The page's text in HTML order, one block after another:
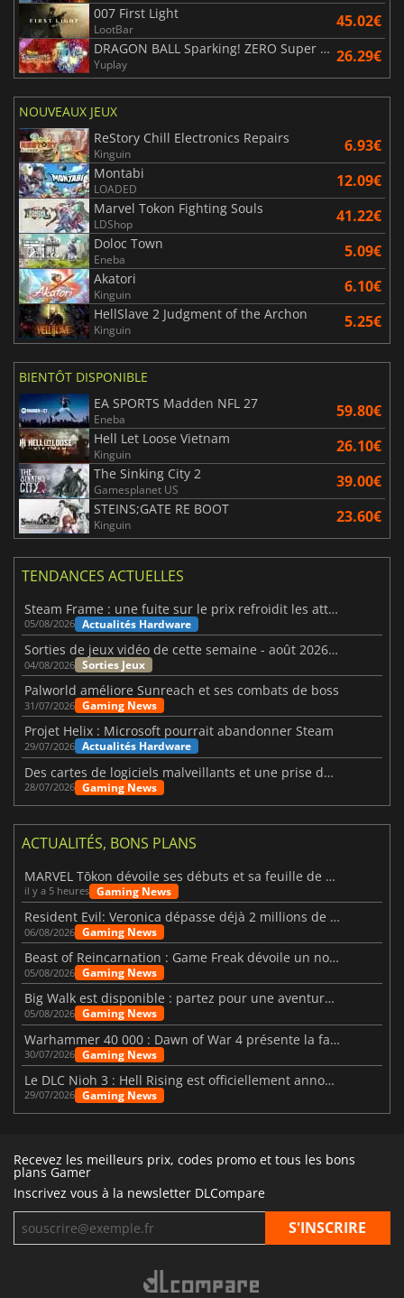
007 First Light
LootBar 45.02€
DRAGON BALL Sparking! ZERO Super Limit Breaking NEO
Yuplay 26.29€
NOUVEAUX JEUX
ReStory Chill Electronics Repairs
Kinguin 6.93€
Montabi
LOADED 12.09€
Marvel Tokon Fighting Souls
LDShop 41.22€
Doloc Town
Eneba 5.09€
Akatori
Kinguin 6.10€
HellSlave 2 Judgment of the Archon
Kinguin 5.25€
BIENTÔT DISPONIBLE
EA SPORTS Madden NFL 27
Eneba 59.80€
Hell Let Loose Vietnam
Kinguin 26.10€
The Sinking City 2
Gamesplanet US 39.00€
STEINS;GATE RE BOOT
Kinguin 23.60€
TENDANCES ACTUELLES
Steam Frame : une fuite sur le prix refroidit les attentes VR
05/08/2026 Actualités Hardware
Sorties de jeux vidéo de cette semaine - août 2026 (semaine 32)
04/08/2026 Sorties Jeux
Palworld améliore Sunreach et ses combats de boss
31/07/2026 Gaming News
Projet Helix : Microsoft pourrait abandonner Steam
29/07/2026 Actualités Hardware
Des cartes de logiciels malveillants et une prise de contrôle de Discord ont touché Meccha Chameleon
28/07/2026 Gaming News
ACTUALITÉS, BONS PLANS
MARVEL Tōkon dévoile ses débuts et sa feuille de route
il y a 5 heures Gaming News
Resident Evil: Veronica dépasse déjà 2 millions de wishlists
06/08/2026 Gaming News
Beast of Reincarnation : Game Freak dévoile un nouveau pari
05/08/2026 Gaming News
Big Walk est disponible : partez pour une aventure entre amis
05/08/2026 Gaming News
Warhammer 40 000 : Dawn of War 4 présente la faction des Nécrons
30/07/2026 Gaming News
Le DLC Nioh 3 : Hell Rising est officiellement annoncé
29/07/2026 Gaming News
Recevez les meilleurs prix, codes promo et tous les bons
plans Gamer
Inscrivez vous à la newsletter DLCompare